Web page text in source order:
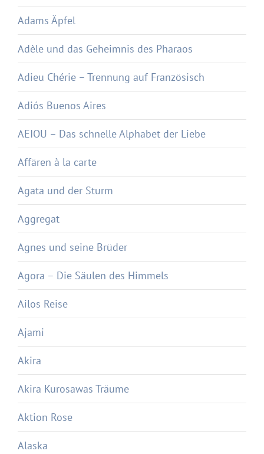
Adams Äpfel
Adèle und das Geheimnis des Pharaos
Adieu Chérie – Trennung auf Französisch
Adiós Buenos Aires
AEIOU – Das schnelle Alphabet der Liebe
Affären à la carte
Agata und der Sturm
Aggregat
Agnes und seine Brüder
Agora – Die Säulen des Himmels
Ailos Reise
Ajami
Akira
Akira Kurosawas Träume
Aktion Rose
Alaska